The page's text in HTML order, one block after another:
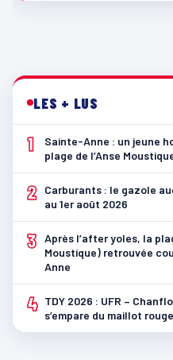
LES + LUS
1
Sainte-Anne : un jeune
plage de l’Anse
2
Carburants : le gazole
au 1er août 2026
3 Après l’after yoles, la
Moustique) retrouvée
Anne
4 TDY 2026 : UFR –
s’empare du maillot rouge